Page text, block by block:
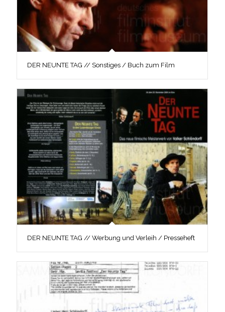
DER NEUNTE TAG // Sonstiges / Buch zum Film
DER NEUNTE TAG // Werbung und Verleih / Presseheft